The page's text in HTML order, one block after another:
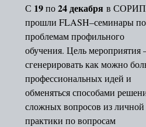
Форум
С 19по24 декабря в
прошли FLASH–семинары по
проблемам профильного
обучения. Цель мероприятия
сгенерировать как можно
профессиональных идей и
обменяться способами
сложных вопросов из личной
практики по вопросам